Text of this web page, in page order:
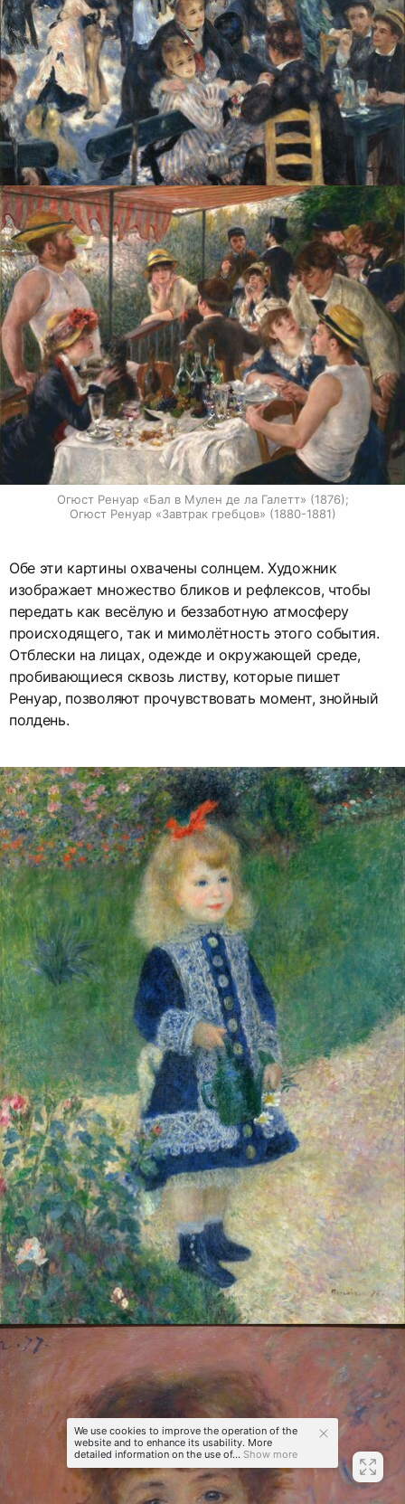
Огюст Ренуар «Бал в Мулен де ла Галетт» (1876);
Огюст Ренуар «Завтрак гребцов» (1880-1881)
Обе эти картины охвачены солнцем. Художник
изображает множество бликов и рефлексов, чтобы
передать как весёлую и беззаботную атмосферу
происходящего, так и мимолётность этого события.
Отблески на лицах, одежде и окружающей среде,
пробивающиеся сквозь листву, которые пишет
Ренуар, позволяют прочувствовать момент, знойный
полдень.
We use cookies to improve the operation of the
website and to enhance its usability. More
detailed information on the use of... Show more